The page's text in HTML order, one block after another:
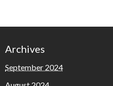
Archives
September 2024